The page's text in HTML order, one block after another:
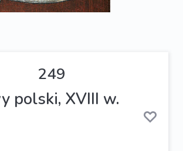
249
polski, XVIII w.